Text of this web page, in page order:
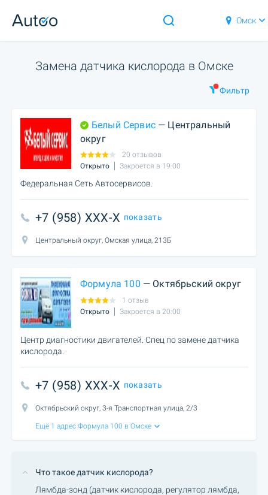
Омск
Замена датчика кислорода в Омске
Фильтр
Белый Сервис— Центральный
округ
20 отзывов
Открыто
Закроется в 19:00
Федеральная Сеть Автосервисов.
+7 (958) XXX-X показать
Центральный округ, Омская улица, 213Б
Формула 100 — Октябрьский округ
1 отзыв
Открыто
Закроется в 20:00
Центр диагностики двигателей. Спец по замене датчика
кислорода.
+7 (958) XXX-X показать
Октябрьский округ, 3-я Транспортная улица, 2/3
Ещё 1 адрес Формула 100 в Омске
Что такое датчик кислорода?
Лямбда-зонд (датчик кислорода, регулятор лямбда,